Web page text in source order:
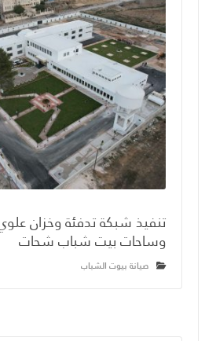
تنفيذ شبكة تدفئة وخزان
وساحات بيت شباب شحات
صيانة بيوت الشباب